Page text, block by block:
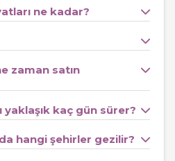
uçuş saatleri, konaklama
ve maç programına uygun akış
turu
ne kadar?
zaman satın
yaklaşık kaç gün sürer?
hangi şehirler gezilir?